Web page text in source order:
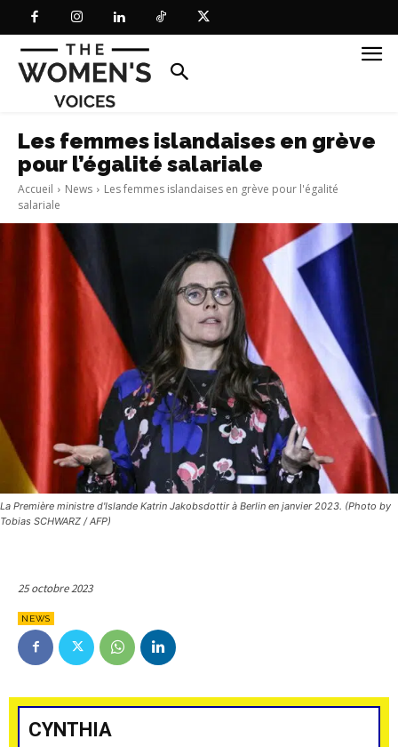
Les femmes islandaises en grève
pour l’égalité salariale
Accueil News
Les femmes islandaises en grève pour l'égalité
salariale
La Première ministre d'Islande Katrin Jakobsdottir à Berlin en janvier 2023. (Photo by
Tobias SCHWARZ / AFP)
25 octobre 2023
NEWS
CYNTHIA